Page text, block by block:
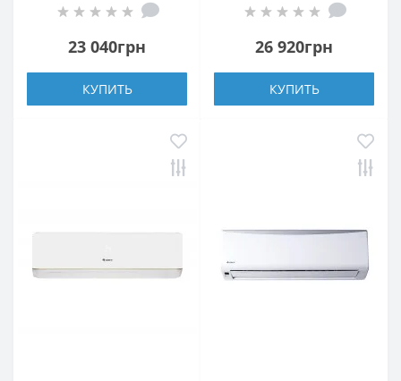
23 040грн
КУПИТЬ
26 920грн
КУПИТЬ